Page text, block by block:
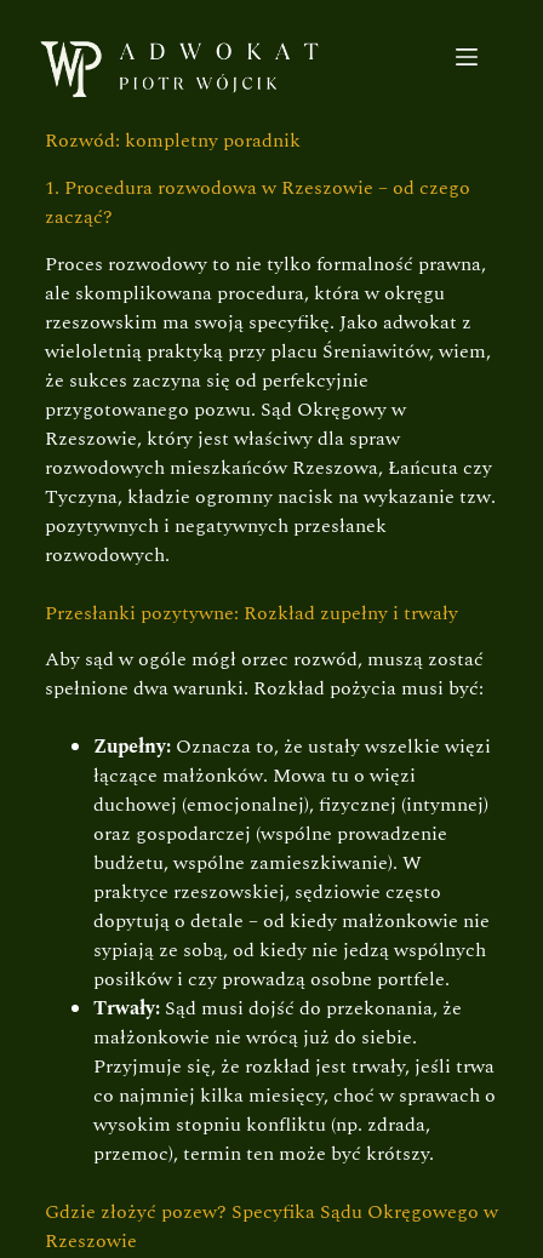
Rozwód: kompletny poradnik
1. Procedura rozwodowa w Rzeszowie – od czego
zacząć?
Proces rozwodowy to nie tylko formalność prawna,
ale skomplikowana procedura, która w okręgu
rzeszowskim ma swoją specyfikę. Jako adwokat z
wieloletnią praktyką przy placu Śreniawitów, wiem,
że sukces zaczyna się od perfekcyjnie
przygotowanego pozwu. Sąd Okręgowy w
Rzeszowie, który jest właściwy dla spraw
rozwodowych mieszkańców Rzeszowa, Łańcuta czy
Tyczyna, kładzie ogromny nacisk na wykazanie tzw.
pozytywnych i negatywnych przesłanek
rozwodowych.
Przesłanki pozytywne: Rozkład zupełny i trwały
Aby sąd w ogóle mógł orzec rozwód, muszą zostać
spełnione dwa warunki. Rozkład pożycia musi być:
Zupełny:Oznacza to, że ustały wszelkie więzi
łączące małżonków. Mowa tu o więzi
duchowej (emocjonalnej), fizycznej (intymnej)
oraz gospodarczej (wspólne prowadzenie
budżetu, wspólne zamieszkiwanie). W
praktyce rzeszowskiej, sędziowie często
dopytują o detale – od kiedy małżonkowie nie
sypiają ze sobą, od kiedy nie jedzą wspólnych
posiłków i czy prowadzą osobne portfele.
Trwały:Sąd musi dojść do przekonania, że
małżonkowie nie wrócą już do siebie.
Przyjmuje się, że rozkład jest trwały, jeśli trwa
co najmniej kilka miesięcy, choć w sprawach o
wysokim stopniu konfliktu (np. zdrada,
przemoc), termin ten może być krótszy.
Gdzie złożyć pozew? Specyfika Sądu Okręgowego w
Rzeszowie